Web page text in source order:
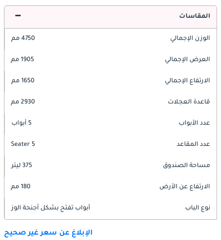
المقاسات
الوزن الإجمالي 4750 مم
العرض الإجمالي 1905 مم
الارتفاع الإجمالي 1650 مم
قاعدة العجلات 2930 مم
عدد الأبواب 5 أبواب
عدد المقاعد 5 Seater
مساحة الصندوق 375 ليتر
الارتفاع عن الأرض 180 مم
نوع الباب أبواب تفتح بشكل أجنحة الوز
الإبلاغ عن سعر غير صحيح